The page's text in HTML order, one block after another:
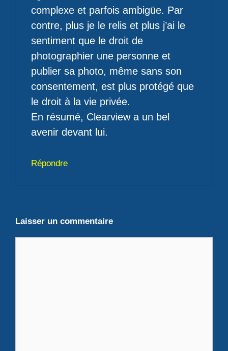
complexe et parfois ambigüe. Par
contre, plus je le relis et plus j’ai le
sentiment que le droit de
photographier une personne et
publier sa photo, même sans son
consentement, est plus protégé que
le droit à la vie privée.
En résumé, Clearview a un bel
avenir devant lui.
Répondre
Laisser un commentaire